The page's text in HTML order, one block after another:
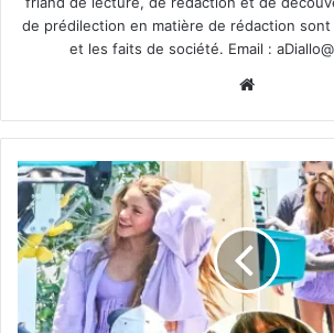
de prédilection en matière de rédaction
et les faits de société. Email :